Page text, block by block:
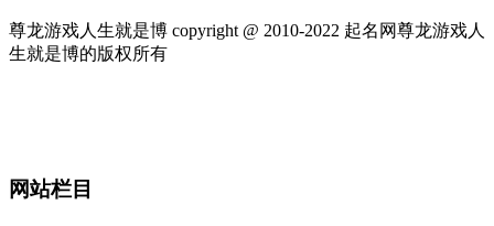
尊龙游戏人生就是博 copyright @ 2010-2022 起名网尊龙游戏人
生就是博的版权所有
网站栏目